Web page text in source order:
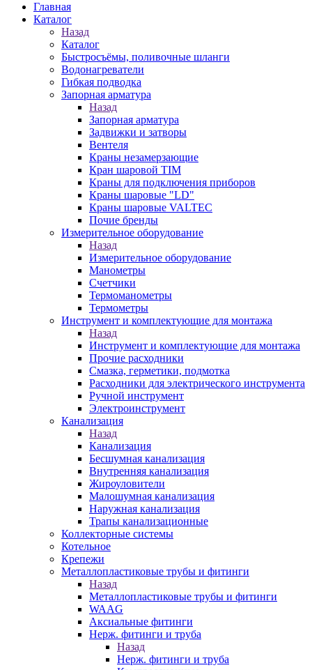
Главная
Каталог
Назад
Каталог
Быстросъёмы, поливочные шланги
Водонагреватели
Гибкая подводка
Запорная арматура
Назад
Запорная арматура
Задвижки и затворы
Вентеля
Краны незамерзающие
Кран шаровой TIM
Краны для подключения приборов
Краны шаровые "LD"
Краны шаровые VALTEC
Почие бренды
Измерительное оборудование
Назад
Измерительное оборудование
Манометры
Счетчики
Термоманометры
Термометры
Инструмент и комплектующие для монтажа
Назад
Инструмент и комплектующие для монтажа
Прочие расходники
Смазка, герметики, подмотка
Расходники для электрического инструмента
Ручной инструмент
Электроинструмент
Канализация
Назад
Канализация
Бесшумная канализация
Внутренняя канализация
Жироуловители
Малошумная канализация
Наружная канализация
Трапы канализационные
Коллекторные системы
Котельное
Крепежи
Металлопластиковые трубы и фитинги
Назад
Металлопластиковые трубы и фитинги
WAAG
Аксиальные фитинги
Нерж. фитинги и труба
Назад
Нерж. фитинги и труба